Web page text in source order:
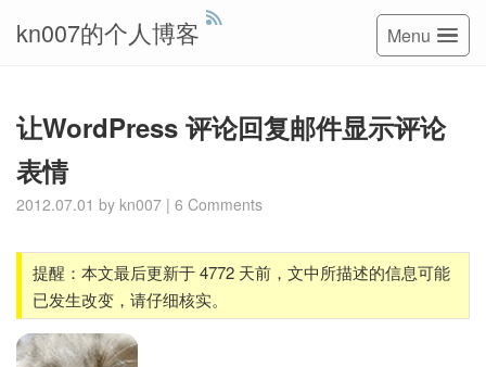
kn007的个人博客 Menu
让WordPress 评论回复邮件显示评论
表情
2012.07.01 by kn007 | 6 Comments
提醒：本文最后更新于 4772 天前，文中所描述的信息可能
已发生改变，请仔细核实。